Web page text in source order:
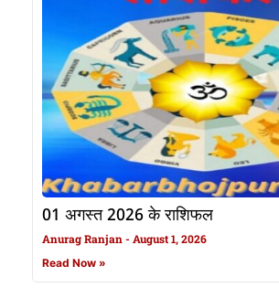
01 अगस्त 2026 के राशिफल
Anurag Ranjan August 1, 2026
Read Now »